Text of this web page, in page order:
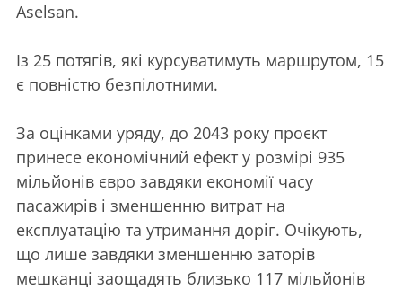
Aselsan.
Із 25 потягів, які курсуватимуть маршрутом, 15
є повністю безпілотними.
За оцінками уряду, до 2043 року проєкт
принесе економічний ефект у розмірі 935
мільйонів євро завдяки економії часу
пасажирів і зменшенню витрат на
експлуатацію та утримання доріг. Очікують,
що лише завдяки зменшенню заторів
мешканці заощадять близько 117 мільйонів